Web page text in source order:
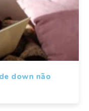
down não